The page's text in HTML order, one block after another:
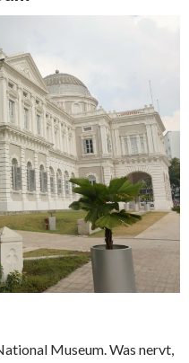
Museum. Was nervt,